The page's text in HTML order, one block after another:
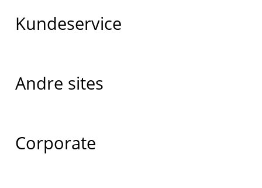
Kundeservice
Andre sites
Corporate